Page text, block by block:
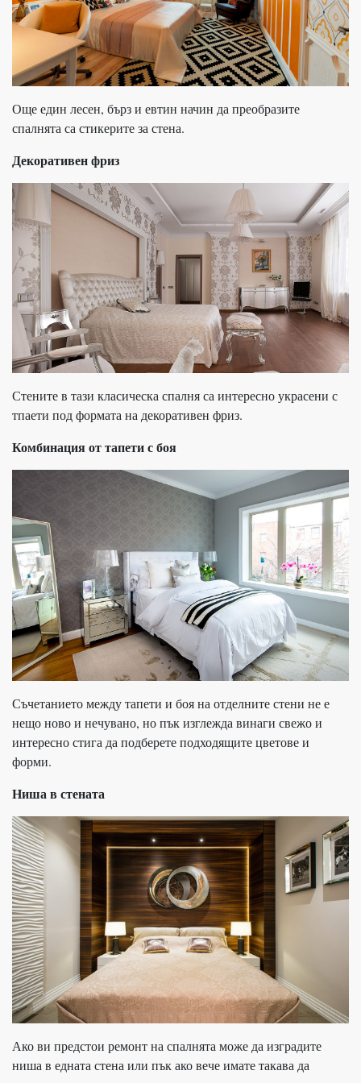
Още един лесен, бърз и евтин начин да преобразите
спалнята са стикерите за стена.
Декоративен фриз
Стените в тази класическа спалня са интересно украсени с
тпаети под формата на декоративен фриз.
Комбинация от тапети с боя
Съчетанието между тапети и боя на отделните стени не е
нещо ново и нечувано, но пък изглежда винаги свежо и
интересно стига да подберете подходящите цветове и
форми.
Ниша в стената
Ако ви предстои ремонт на спалнята може да изградите
ниша в едната стена или пък ако вече имате такава да